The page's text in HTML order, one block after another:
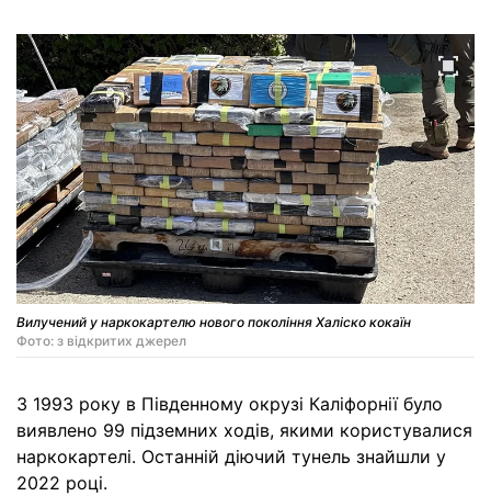
Вилучений у наркокартелю нового покоління Халіско кокаїн
Фото: з відкритих джерел
З 1993 року в Південному окрузі Каліфорнії було
виявлено 99 підземних ходів, якими користувалися
наркокартелі. Останній діючий тунель знайшли у
2022 році.